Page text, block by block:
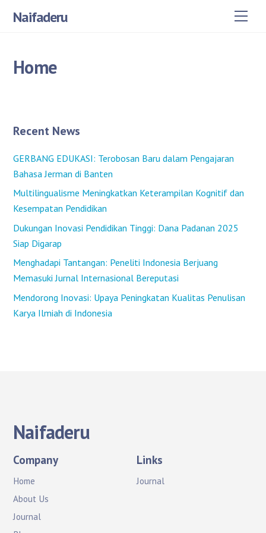
Naifaderu
Home
Recent News
GERBANG EDUKASI: Terobosan Baru dalam Pengajaran
Bahasa Jerman di Banten
Multilingualisme Meningkatkan Keterampilan Kognitif dan
Kesempatan Pendidikan
Dukungan Inovasi Pendidikan Tinggi: Dana Padanan 2025
Siap Digarap
Menghadapi Tantangan: Peneliti Indonesia Berjuang
Memasuki Jurnal Internasional Bereputasi
Mendorong Inovasi: Upaya Peningkatan Kualitas Penulisan
Karya Ilmiah di Indonesia
Naifaderu
Company
Home
About Us
Journal
Links
Journal